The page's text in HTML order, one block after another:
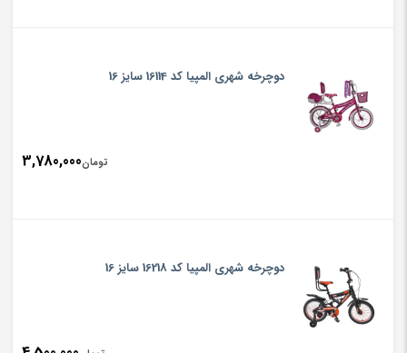
دوچرخه شهری المپیا کد 16114 سایز 16
تومان3,780,000
دوچرخه شهری المپیا کد 16218 سایز 16